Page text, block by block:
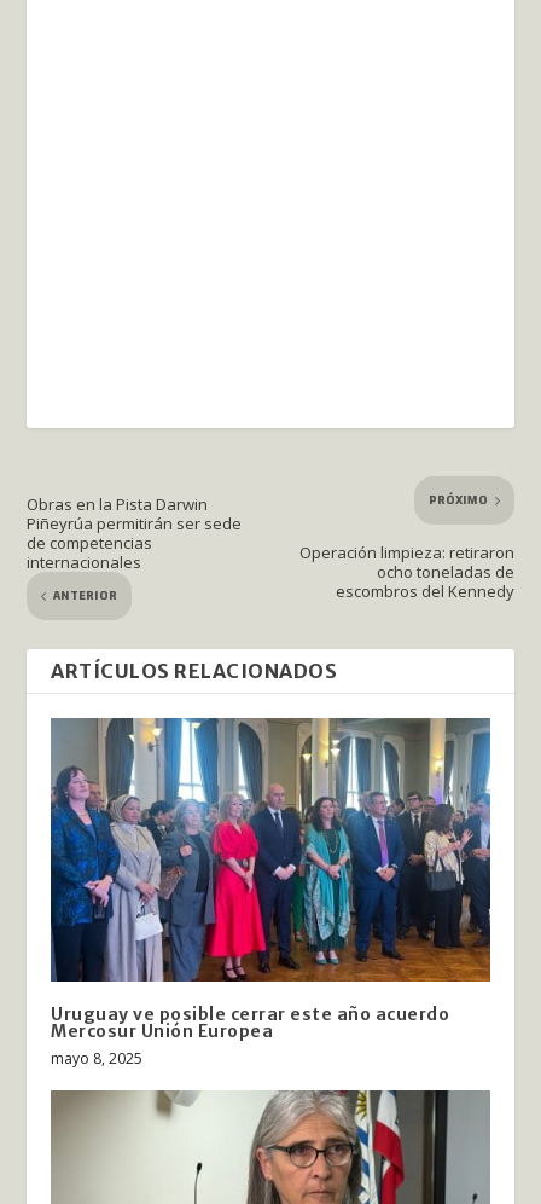
Obras en la Pista Darwin
Piñeyrúa permitirán ser sede
de competencias
internacionales
ANTERIOR
PRÓXIMO
Operación limpieza: retiraron
ocho toneladas de
escombros del Kennedy
ARTÍCULOS RELACIONADOS
Uruguay ve posible cerrar este año acuerdo
Mercosur Unión Europea
mayo 8, 2025